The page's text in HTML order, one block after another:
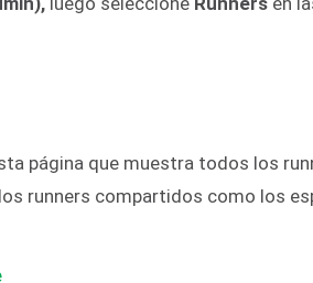
página que muestra todos los
runners compartidos como los